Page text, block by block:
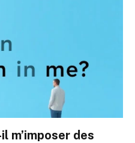
m’imposer des